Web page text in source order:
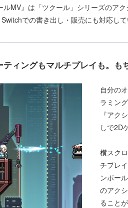
ルMV』は「ツクール」シリーズのア
での書き出し・販売にも対応し
ティングもマルチプレイも。
自分の
ラミン
『アク
しで2D
横スク
チプレ
ンポー
のアク
ること